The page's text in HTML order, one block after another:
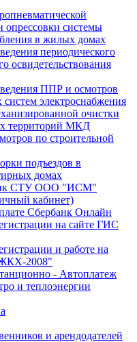
системы
в жилых домах
периодического
освидетельствования
ППР и осмотров
систем электроснабжения
очистки
территорий МКД
по строительной
подъездов в
домах
СТУ ООО "ИСМ"
кабинет)
Сбербанк Онлайн
на сайте ГИС
и работе на
2008"
- Автоплатеж
и теплоэнергии
и арендодателей